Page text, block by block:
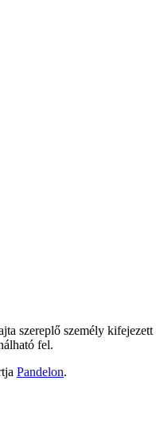
szereplő személy kifejezett
fel.
Pandelon.